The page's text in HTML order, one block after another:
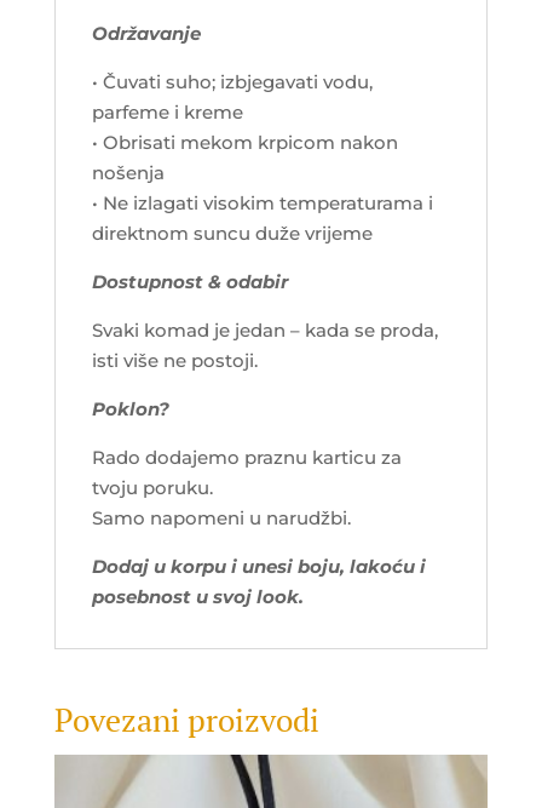
Održavanje
• Čuvati suho; izbjegavati vodu,
parfeme i kreme
• Obrisati mekom krpicom nakon
nošenja
• Ne izlagati visokim temperaturama i
direktnom suncu duže vrijeme
Dostupnost & odabir
Svaki komad je jedan – kada se proda,
isti više ne postoji.
Poklon?
Rado dodajemo praznu karticu za
tvoju poruku.
Samo napomeni u narudžbi.
Dodaj u korpu i unesi boju, lakoću i
posebnost u svoj look.
Povezani proizvodi